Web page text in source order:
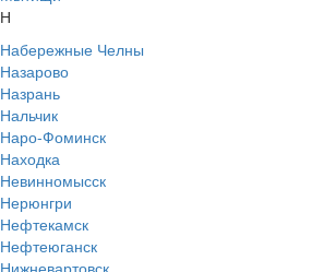
Н
Набережные Челны
Назарово
Назрань
Нальчик
Наро-Фоминск
Находка
Невинномысск
Нерюнгри
Нефтекамск
Нефтеюганск
Нижневартовск